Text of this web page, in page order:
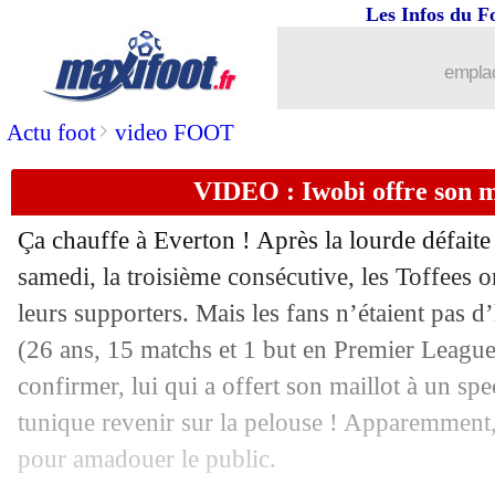
Actu foot> video FOOT
Les Infos du
VIDEO : Iwobi offre son
Ça chauffe à Everton ! Après la lourde
samedi, la troisième consécutive, les Toffees
leurs supporters. Mais les fans n’étaient pas
(26 ans, 15 matchs et 1 but en Premier
confirmer, lui qui a offert son maillot à un
tunique revenir sur la pelouse !
pour amadouer le public.
: Brest 2-1 Troyes (fini)
13/11 L1: Montpellier 1-1 Reims (fini)
13/11 L1: Nantes 2-2 Ajaccio (fini)
13/11 Nice: Todibo jusqu'en 2027 (officiel)
13/11 PSG : la grosse satisfaction de Galtier
13/11 L1: Strasbourg-Lorient, les compos
13/11 PHOTO : une banderole anti-Qatar